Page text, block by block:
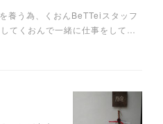
養う為、くおんBeTTeiスタッフ
てくおんで一緒に仕事をして…